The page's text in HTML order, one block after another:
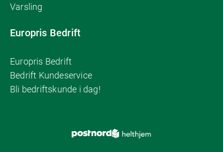
Varsling
Europris Bedrift
Europris Bedrift
Bedrift Kundeservice
Bli bedriftskunde i dag!